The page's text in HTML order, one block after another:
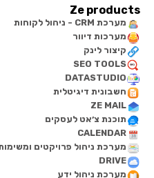
Ze products
מערכת CRM - ניהול לקוחות
מערכות דיוור
קיצור לינק
SEO TOOLS
DATASTUDIO
חשבונית דיגיטלית
ZE MAIL
תוכנת צ׳אט לעסקים
CALENDAR
מערכת ניהול פרויקטים
DRIVE
מערכת ניהול ידע